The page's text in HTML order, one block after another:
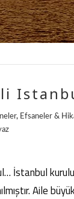
, Efsaneler &
İstanbul
Aile